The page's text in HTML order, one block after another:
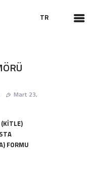
TR
Mart 23,
FORMU